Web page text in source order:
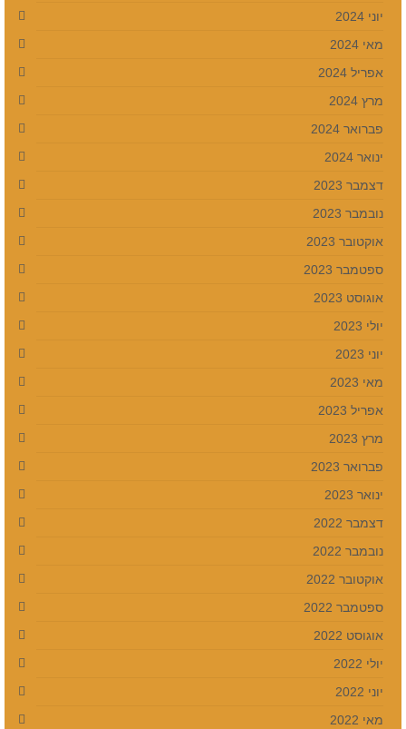
יוני 2024
מאי 2024
אפריל 2024
מרץ 2024
פברואר 2024
ינואר 2024
דצמבר 2023
נובמבר 2023
אוקטובר 2023
ספטמבר 2023
אוגוסט 2023
יולי 2023
יוני 2023
מאי 2023
אפריל 2023
מרץ 2023
פברואר 2023
ינואר 2023
דצמבר 2022
נובמבר 2022
אוקטובר 2022
ספטמבר 2022
אוגוסט 2022
יולי 2022
יוני 2022
מאי 2022